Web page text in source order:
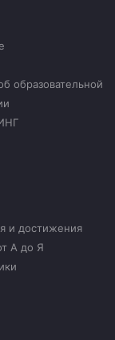
образовательной
и достижения
А до Я